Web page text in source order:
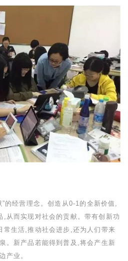
的经营理念。创造从0-1的全新价值,
,从而实现对社会的贡献。带有创新功
常生活,推动社会进步,还为人们带来
。新产品若能得到普及,将会产生新
产业。